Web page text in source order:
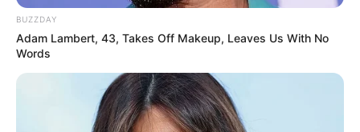
BUZZDAY
Adam Lambert, 43, Takes Off Makeup, Leaves Us With No
Words